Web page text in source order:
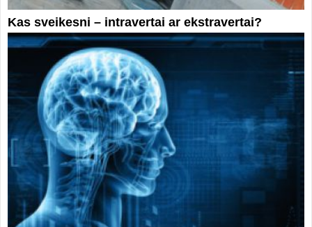
Kas sveikesni – intravertai ar ekstravertai?